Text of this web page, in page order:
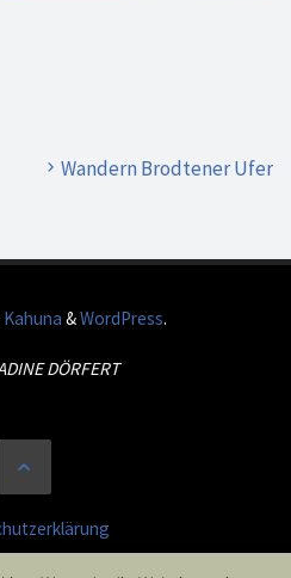
Wandern Brodtener Ufer
Kahuna &WordPress.
DÖRFERT